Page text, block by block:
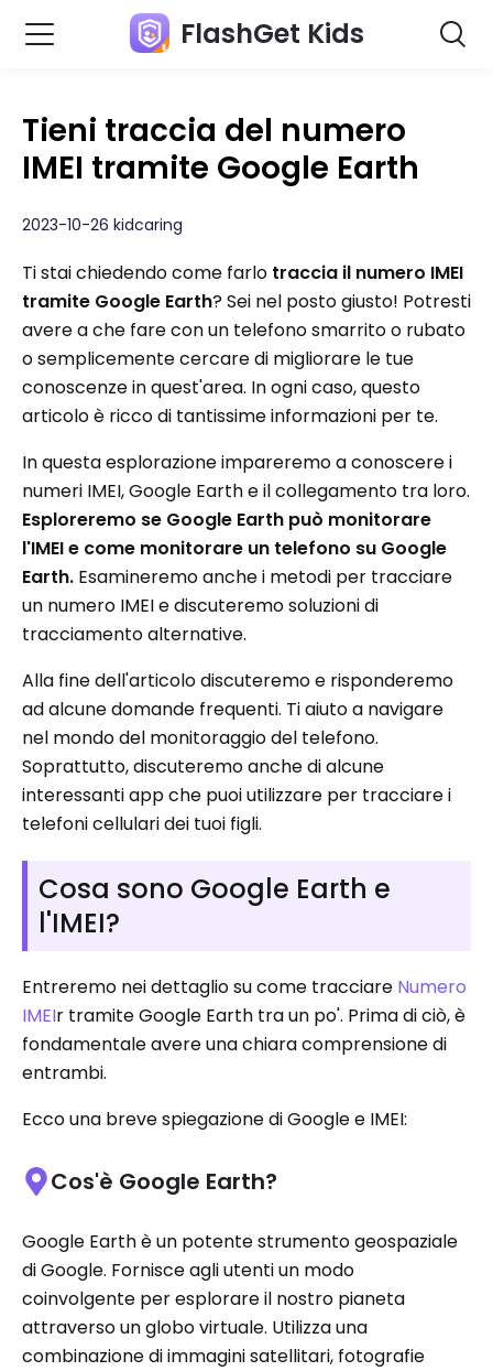
FlashGet Kids
Tieni traccia del numero
IMEI tramite Google Earth
2023-10-26 kidcaring
Ti stai chiedendo come farlo traccia il numero IMEI
tramite Google Earth? Sei nel posto giusto! Potresti
avere a che fare con un telefono smarrito o rubato
o semplicemente cercare di migliorare le tue
conoscenze in quest'area. In ogni caso, questo
articolo è ricco di tantissime informazioni per te.
In questa esplorazione impareremo a conoscere i
numeri IMEI, Google Earth e il collegamento tra loro.
Esploreremo se Google Earth può monitorare
l'IMEI e come monitorare un telefono su Google
Earth. Esamineremo anche i metodi per tracciare
un numero IMEI e discuteremo soluzioni di
tracciamento alternative.
Alla fine dell'articolo discuteremo e risponderemo
ad alcune domande frequenti. Ti aiuto a navigare
nel mondo del monitoraggio del telefono.
Soprattutto, discuteremo anche di alcune
interessanti app che puoi utilizzare per tracciare i
telefoni cellulari dei tuoi figli.
Cosa sono Google Earth e
l'IMEI?
Entreremo nei dettaglio su come tracciare Numero
IMEIr tramite Google Earth tra un po'. Prima di ciò, è
fondamentale avere una chiara comprensione di
entrambi.
Ecco una breve spiegazione di Google e IMEI:
Cos'è Google Earth?
Google Earth è un potente strumento geospaziale
di Google. Fornisce agli utenti un modo
coinvolgente per esplorare il nostro pianeta
attraverso un globo virtuale. Utilizza una
combinazione di immagini satellitari, fotografie